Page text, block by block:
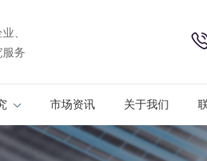
、
务
市场资讯 关于我们